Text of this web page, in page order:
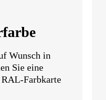
Wunsch in
Sie eine
Farbkarte